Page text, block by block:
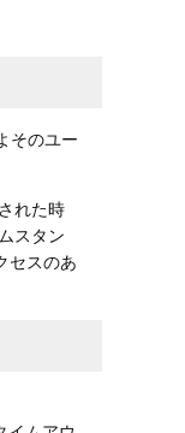
そのユー
れた時
スタン
セスのあ